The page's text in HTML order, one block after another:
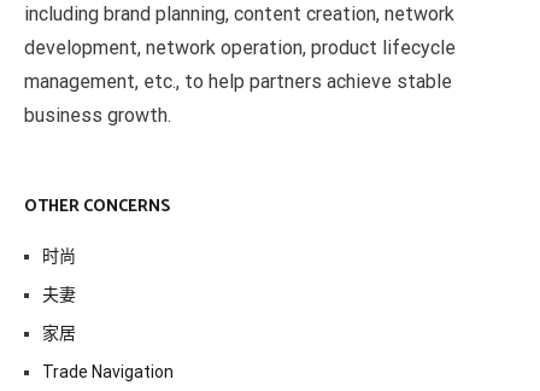
including brand planning, content creation, network
development, network operation, product lifecycle
management, etc., to help partners achieve stable
business growth.
OTHER CONCERNS
时尚
夫妻
家居
Trade Navigation